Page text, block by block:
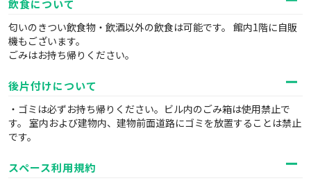
飲食について
匂いのきつい飲食物・飲酒以外の飲食は可能です。 館内1階に自販
機もございます。
ごみはお持ち帰りください。
後片付けについて
・ゴミは必ずお持ち帰りください。ビル内のごみ箱は使用禁止で
す。 室内および建物内、建物前面道路にゴミを放置することは禁止
です。
スペース利用規約